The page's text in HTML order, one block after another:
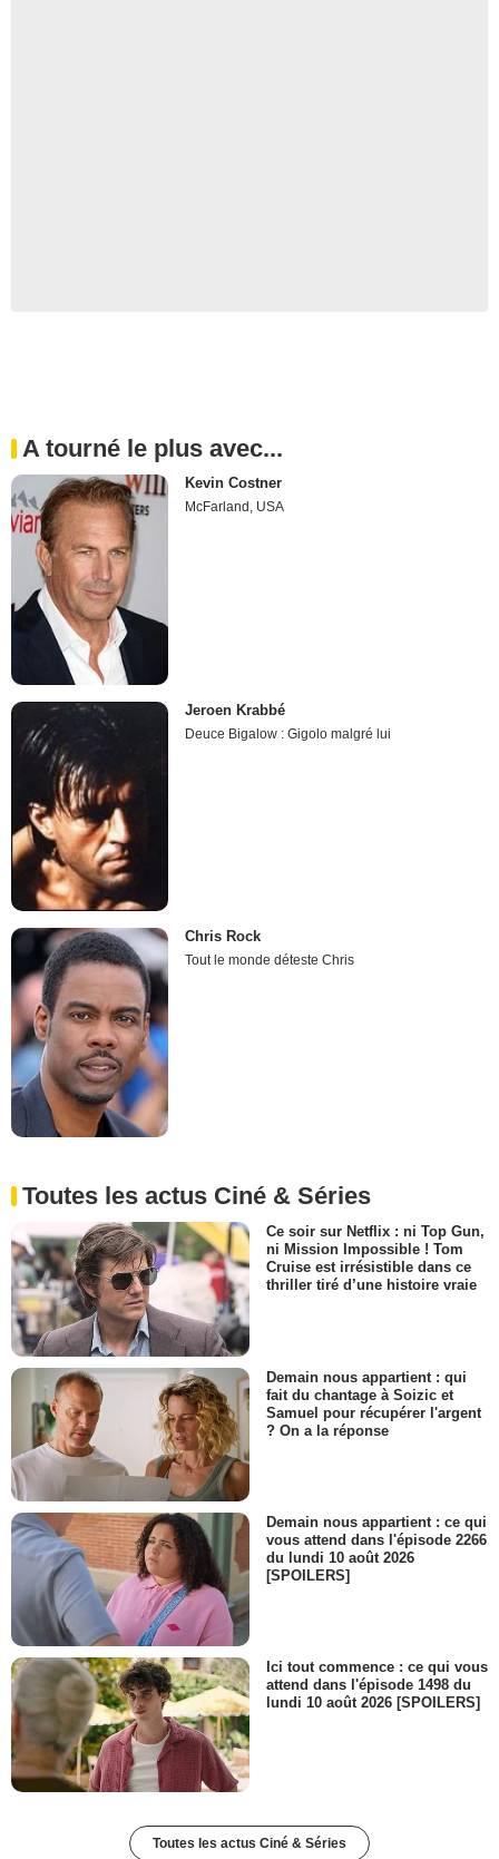
A tourné le plus avec...
Kevin Costner
McFarland, USA
Jeroen Krabbé
Deuce Bigalow : Gigolo malgré lui
Chris Rock
Tout le monde déteste Chris
Toutes les actus Ciné & Séries
Ce soir sur Netflix : ni Top Gun,
ni Mission Impossible ! Tom
Cruise est irrésistible dans ce
thriller tiré d’une histoire vraie
Demain nous appartient : qui
fait du chantage à Soizic et
Samuel pour récupérer l'argent
? On a la réponse
Demain nous appartient : ce qui
vous attend dans l'épisode 2266
du lundi 10 août 2026
[SPOILERS]
Ici tout commence : ce qui vous
attend dans l'épisode 1498 du
lundi 10 août 2026 [SPOILERS]
Toutes les actus Ciné & Séries